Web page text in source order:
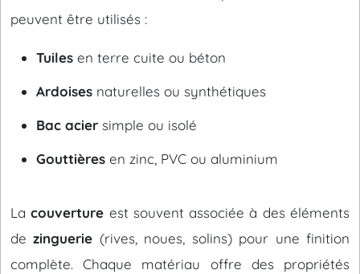
peuvent être utilisés :
Tuiles en terre cuite ou béton
Ardoises naturelles ou synthétiques
Bac acier simple ou isolé
Gouttières en zinc, PVC ou aluminium
Lacouverture est souvent associée à des éléments
dezinguerie (rives, noues, solins) pour une finition
complète. Chaque matériau offre des propriétés